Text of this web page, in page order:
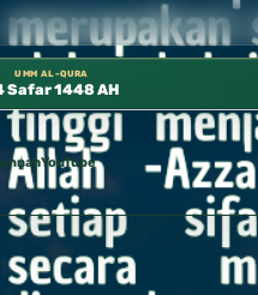
متوفرة مجانًا في المسجد النبوي، 📍 باب ٣٧ (باب مكة) – الطابق الثالث 📍 إدارة
UMM AL-QURA
Safar 1448 AH
YouTube